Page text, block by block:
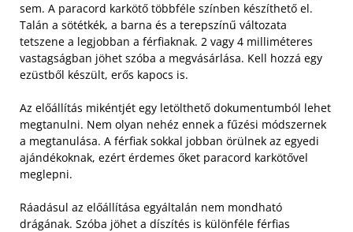
sem. A paracord karkötő többféle színben készíthető el.
Talán a sötétkék, a barna és a terepszínű változata
tetszene a legjobban a férfiaknak. 2 vagy 4 milliméteres
vastagságban jöhet szóba a megvásárlása. Kell hozzá egy
ezüstből készült, erős kapocs is.
Az előállítás mikéntjét egy letölthető dokumentumból lehet
megtanulni. Nem olyan nehéz ennek a fűzési módszernek
a megtanulása. A férfiak sokkal jobban örülnek az egyedi
ajándékoknak, ezért érdemes őket paracord karkötővel
meglepni.
Ráadásul az előállítása egyáltalán nem mondható
drágának. Szóba jöhet a díszítés is különféle férfias